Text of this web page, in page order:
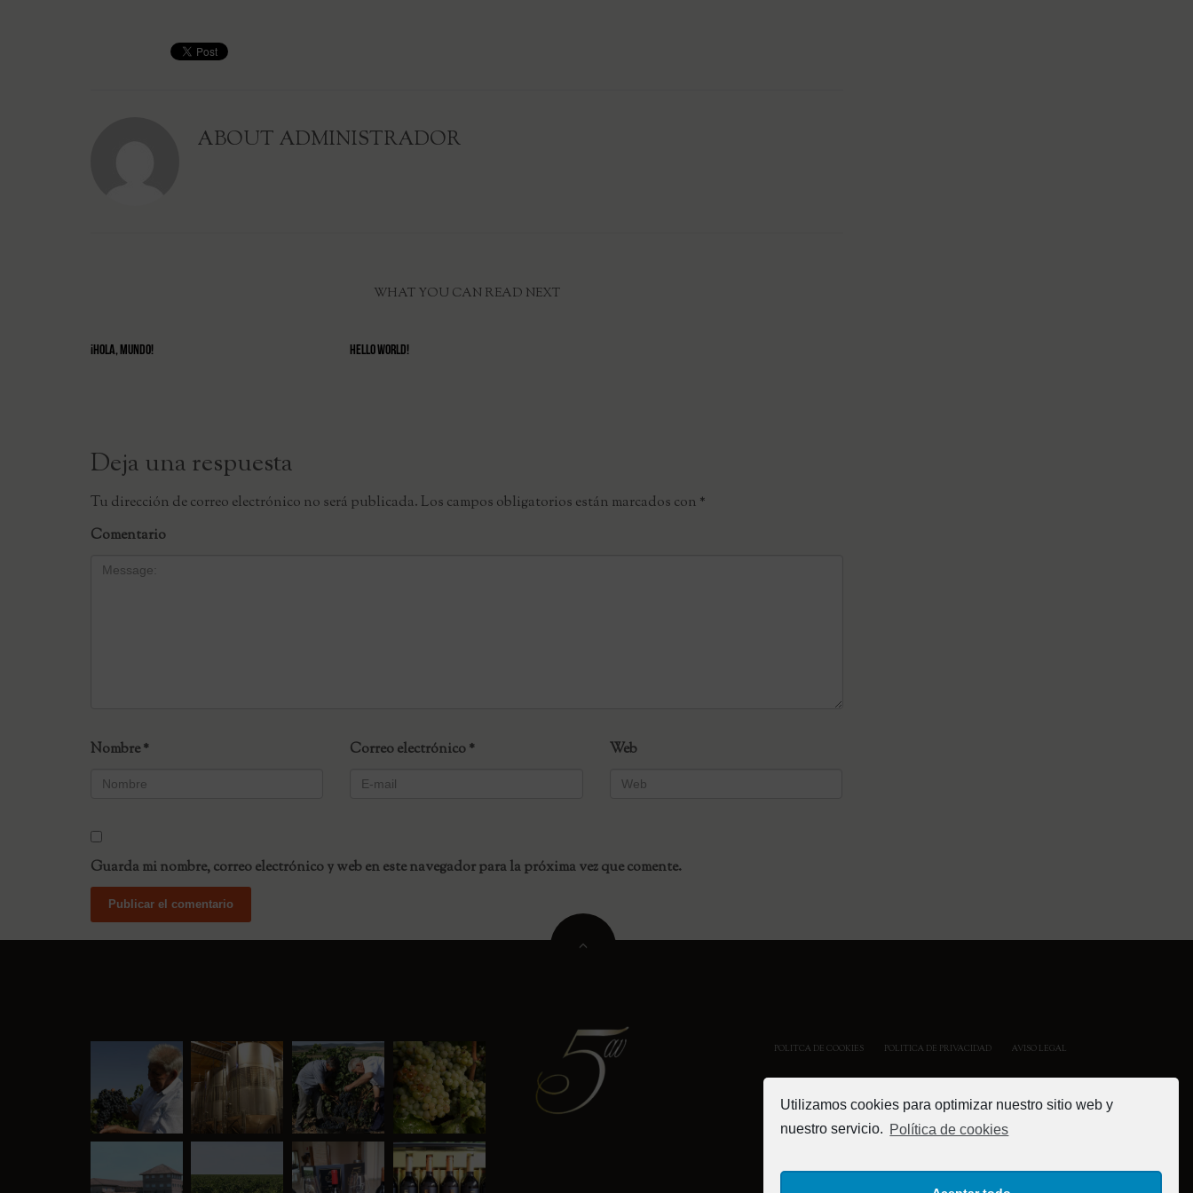
Utilizamos cookies para optimizar nuestro sitio web y
nuestro servicio. Política de cookies
ABOUT ADMINISTRADOR
WHAT YOU CAN READ NEXT
¡HOLA, MUNDO! HELLO WORLD!
Deja una respuesta
Tu dirección de correo electrónico no será publicada. Los campos obligatorios están marcados con *
Comentario
Nombre* Correo electrónico* Web
Guarda mi nombre, correo electrónico y web en este navegador para la próxima vez que comente.
POLITCA DE COOKIES POLITICA DE PRIVACIDAD AVISO LEGAL